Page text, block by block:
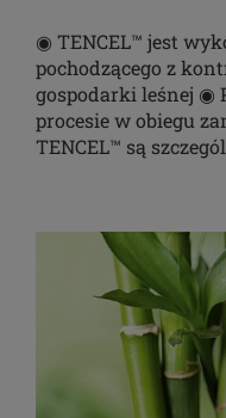
◉ TENCEL™ jest
pochodzącego z
gospodarki leśnej ◉
procesie w obiegu
TENCEL™ są